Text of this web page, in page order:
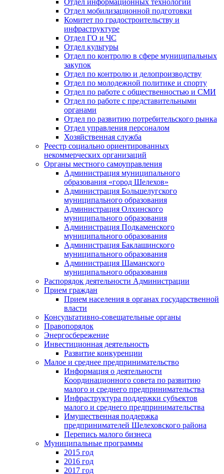
Отдел мобилизационной подготовки
Комитет по градостроительству и
инфраструктуре
Отдел ГО и ЧС
Отдел культуры
Отдел по контролю в сфере муниципальных
закупок
Отдел по контролю и делопроизводству
Отдел по молодежной политике и спорту
Отдел по работе с общественностью и СМИ
Отдел по работе с представительными
органами
Отдел по развитию потребительского рынка
Отдел управления персоналом
Хозяйственная служба
Реестр социально ориентированных
некоммерческих организаций
Органы местного самоуправления
Администрация муниципального
образования «город Шелехов»
Администрация Большелугского
муниципального образования
Администрация Олхинского
муниципального образования
Администрация Подкаменского
муниципального образования
Администрация Баклашинского
муниципального образования
Администрация Шаманского
муниципального образования
Распорядок деятельности Администрации
Прием граждан
Прием населения в органах государственной
власти
Консультативно-совещательные органы
Правопорядок
Энергосбережение
Инвестиционная деятельность
Развитие конкуренции
Малое и среднее предпринимательство
Информация о деятельности
Координационного совета по развитию
малого и среднего предпринимательства
Инфраструктура поддержки субъектов
малого и среднего предпринимательства
Имущественная поддержка
предпринимателей Шелеховского района
Перепись малого бизнеса
Муниципальные программы
2015 год
2016 год
2017 год